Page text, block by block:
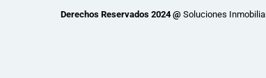
Derechos Reservados 2024 @ Soluciones